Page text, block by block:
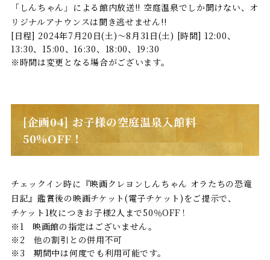
「しんちゃん」による館内放送!! 空庭温泉でしか聞けない、オ
リジナルアナウンスは聞き逃せません!!
[日程] 2024年7月20日(土)～8月31日(土) [時間] 12:00、
13:30、15:00、16:30、18:00、19:30
※時間は変更となる場合がございます。
[企画04] お子様の空庭温泉入館料
50％OFF！
チェックイン時に『映画クレヨンしんちゃん オラたちの恐竜
日記』鑑賞後の映画チケット(電子チケット)をご提示で、
チケット1枚につきお子様2人まで50％OFF！
※1 映画館の指定はございません。
※2 他の割引との併用不可
※3 期間中は何度でも利用可能です。